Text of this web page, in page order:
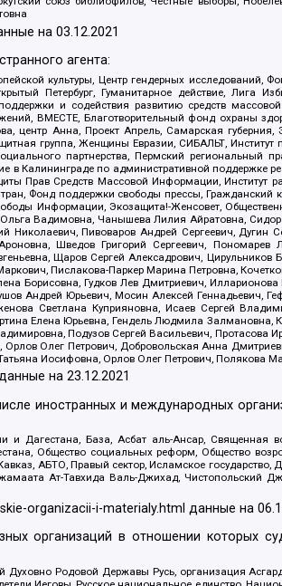
на03.12.2021
агента:
культуры, Центр гендерных
Петербург, Гуманитарное действие, Лига
и содействия развитию средств
ВМЕСТЕ, Благотворительный фонд охраны
центр Анна, Проект Апрель, Самарская
группа, Женщины Евразии, СИБАЛЬТ,
партнерства, Пермский региональный
по административной поддержке
Прав Средств Массовой Информации, Институт
Фонд поддержки свободы прессы,
Информации, Экозащита!-Женсовет,
Вадимовна, Чанышева Лилия Айратовна,
Пивоваров Андрей Сергеевич, Дугин
Шведов Григорий Сергеевич,
Щаров Сергей Алексадрович,
Пислакова-Паркер Марина Петровна,
Борисовна, Гудков Лев Дмитриевич,
Андрей Юрьевич, Мосин Алексей Геннадьевич,
Светлана Куприяновна, Исаев Сергей
Елена Юрьевна, Гендель Людмила
Подузов Сергей Васильевич, Протасова
Олег Петрович, Добровольская Анна
Иосифовна, Орлов Олег Петрович, Полякова
на23.12.2021
иностранных и международных
Дагестана, База, Асбат аль-Ансар, Священная
Общество социальных реформ, Общество
АБТО, Правый сектор, Исламское
Ат-Тавхида Валь-Джихад, Чистопольский
organizacii-i-materialy.html данные на
организаций в отношении которых
Духовно Родовой Державы Русь, организация